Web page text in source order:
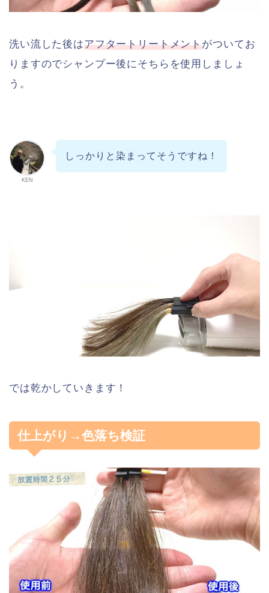
洗い流した後はアフタートリートメントがついてお
りますのでシャンプー後にそちらを使用しましょ
う。
KEN
しっかりと染まってそうですね！
では乾かしていきます！
仕上がり→色落ち検証